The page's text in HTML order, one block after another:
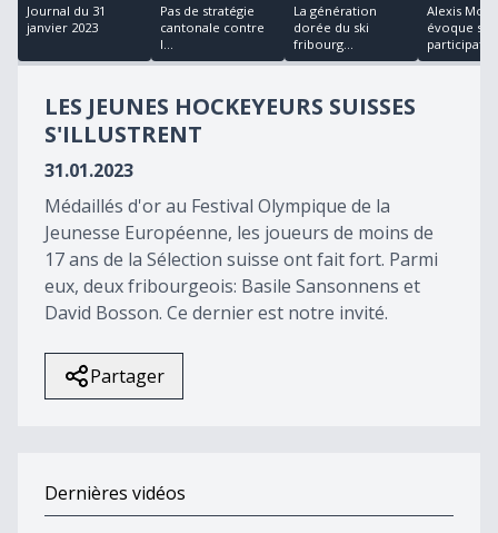
18
minutes,
seconds
Journal du 31
janvier 2023
Pas de stratégie
cantonale contre
l...
La génération
dorée du ski
fribourg...
Alexis
évoque sa
participati...
LES JEUNES HOCKEYEURS SUISSES
S'ILLUSTRENT
31.01.2023
Médaillés d'or au Festival Olympique de la
Jeunesse Européenne, les joueurs de moins de
17 ans de la Sélection suisse ont fait fort. Parmi
eux, deux fribourgeois: Basile Sansonnens et
David Bosson. Ce dernier est notre invité.
Partager
Dernières vidéos